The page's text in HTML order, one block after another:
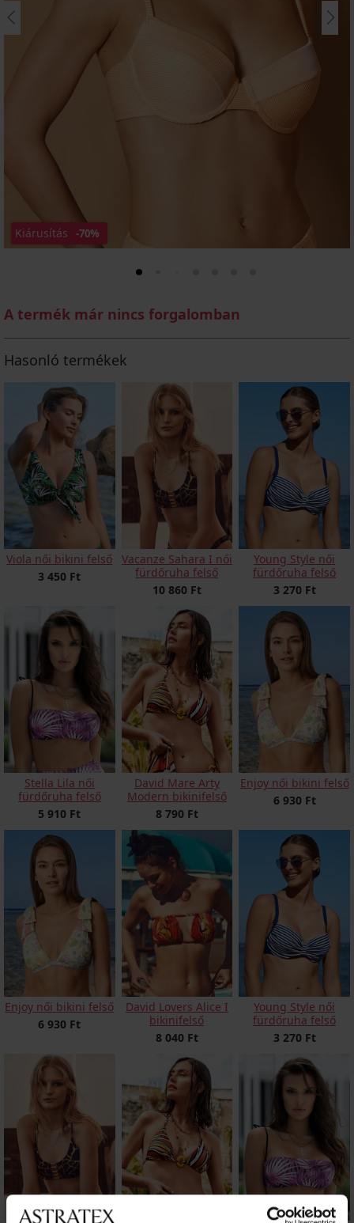
Kiárusítás -70%
A termék már nincs forgalomban
Hasonló termékek
Viola női bikini felső
3 450 Ft
Vacanze Sahara I női
fürdőruha felső
10 860 Ft
Young Style női
fürdőruha felső
3 270 Ft
Stella Lila női
fürdőruha felső
5 910 Ft
David Mare Arty
Modern bikinifelső
8 790 Ft
Enjoy női bikini felső
6 930 Ft
Enjoy női bikini felső
6 930 Ft
David Lovers Alice I
bikinifelső
8 040 Ft
Young Style női
fürdőruha felső
3 270 Ft